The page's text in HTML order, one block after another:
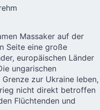
Massaker auf der
Seite eine große
europäischen Länder
ungarischen
zur Ukraine leben,
nicht direkt betroffen
Flüchtenden und